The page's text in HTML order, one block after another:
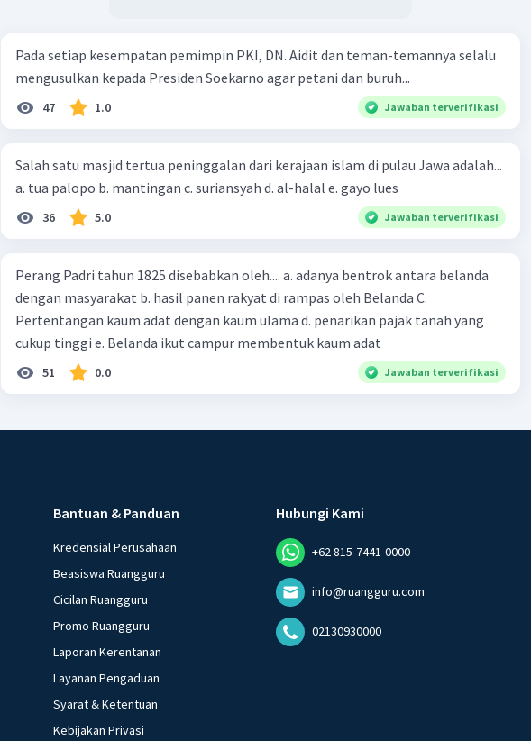
Pada setiap kesempatan pemimpin PKI, DN. Aidit dan teman-temannya selalu
mengusulkan kepada Presiden Soekarno agar petani dan buruh...
47 1.0 Jawaban terverifikasi
Salah satu masjid tertua peninggalan dari kerajaan islam di pulau Jawa adalah...
a. tua palopo b. mantingan c. suriansyah d. al-halal e. gayo lues
36 5.0 Jawaban terverifikasi
Perang Padri tahun 1825 disebabkan oleh.... a. adanya bentrok antara belanda
dengan masyarakat b. hasil panen rakyat di rampas oleh Belanda C.
Pertentangan kaum adat dengan kaum ulama d. penarikan pajak tanah yang
cukup tinggi e. Belanda ikut campur membentuk kaum adat
51 0.0 Jawaban terverifikasi
Bantuan & Panduan
Kredensial Perusahaan
Beasiswa Ruangguru
Cicilan Ruangguru
Promo Ruangguru
Laporan Kerentanan
Layanan Pengaduan
Syarat & Ketentuan
Kebijakan Privasi
Hubungi Kami
+62 815-7441-0000
info@ruangguru.com
02130930000